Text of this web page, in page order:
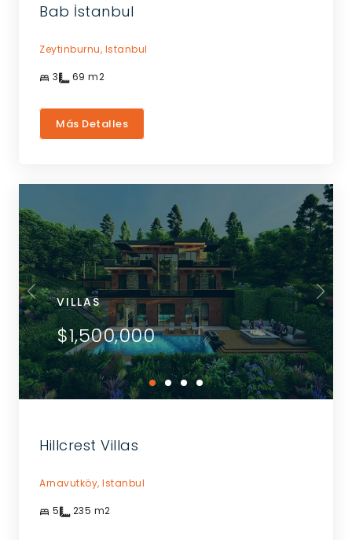
Bab İstanbul
Zeytinburnu, Istanbul
3 69 m2
Más Detalles
VILLAS
$1,500,000
Hillcrest Villas
Arnavutköy, Istanbul
5 235 m2